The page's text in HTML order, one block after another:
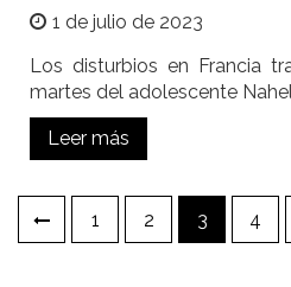
1 de julio de 2023
Los disturbios en Francia
martes del adolescente
Leer más
Paginación
de
1 2 3 4